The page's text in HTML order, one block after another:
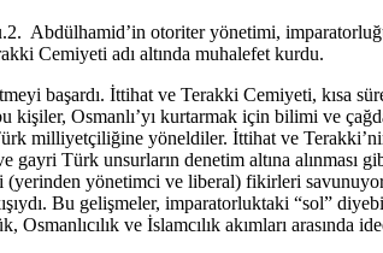
Abdülhamid’in otoriter yönetimi,
Cemiyeti adı altında muhalefet kurdu.
başardı. İttihat ve Terakki Cemiyeti, kısa
Osmanlı’yı kurtarmak için bilimi ve
milliyetçiliğine yöneldiler. İttihat ve
Türk unsurların denetim altına alınması
yönetimci ve liberal) fikirleri
Bu gelişmeler, imparatorluktaki “sol”
ve İslamcılık akımları arasında